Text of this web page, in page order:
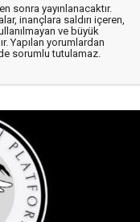
sonra yayınlanacaktır.
inançlara saldırı içeren,
ve büyük
Yapılan yorumlardan
sorumlu tutulamaz.